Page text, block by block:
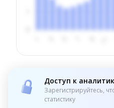
Доступ к
Зарегистрируйтесь,
статистику